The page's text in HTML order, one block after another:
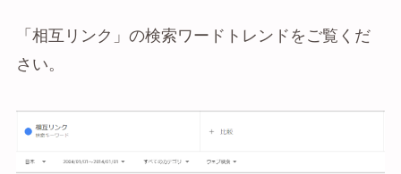
「相互リンク」の検索ワードトレンドをご覧くだ
さい。